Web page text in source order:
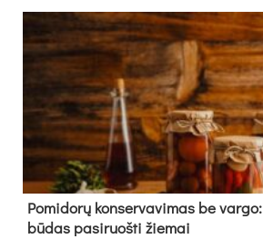
Pomidorų konservavimas be
būdas pasiruošti žiemai